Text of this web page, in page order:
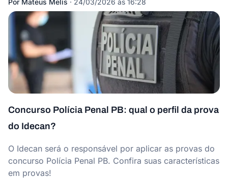
Por Mateus Melis · 24/03/2026 às 16:28
Concurso Polícia Penal PB: qual o perfil da prova
do Idecan?
O Idecan será o responsável por aplicar as provas do
concurso Polícia Penal PB. Confira suas características
em provas!